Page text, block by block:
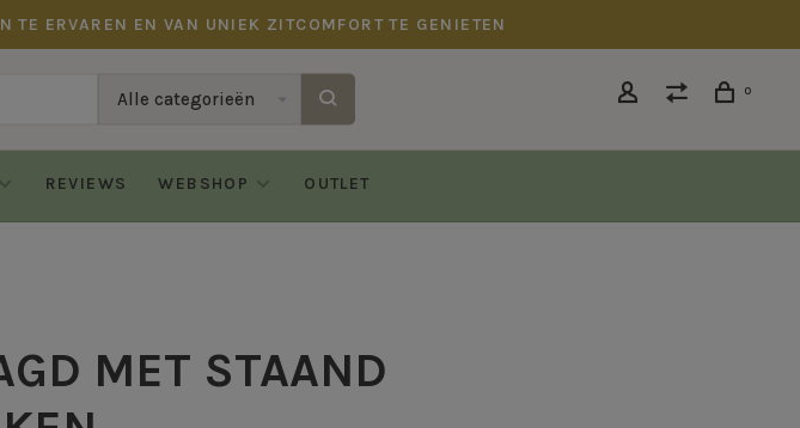
TE ERVAREN EN VAN UNIEK ZITCOMFORT TE GENIETEN
Alle categorieën 0
REVIEWS WEBSHOP OUTLET
MET STAAND